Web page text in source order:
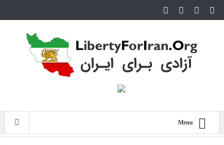
Menu